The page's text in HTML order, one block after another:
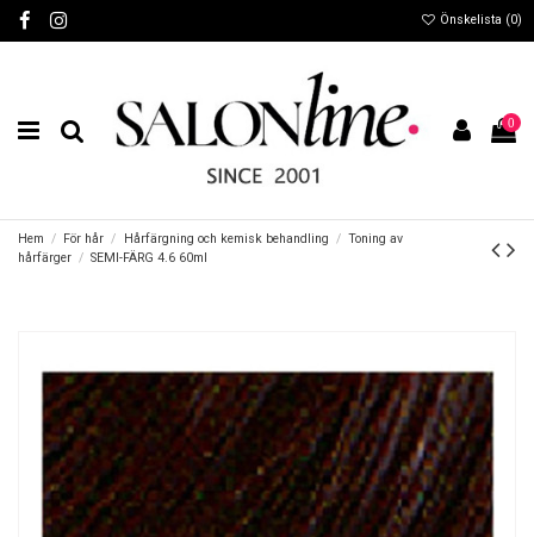
Önskelista (0)
0
Hem För hår Hårfärgning och kemisk behandling
Toning av
hårfärger
SEMI-FÄRG 4.6 60ml